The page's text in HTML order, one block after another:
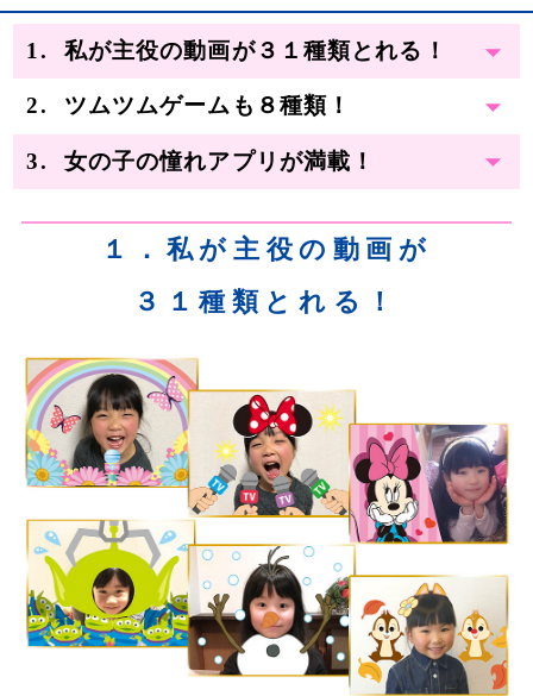
私が主役の動画が３１種類とれる！
ツムツムゲームも８種類！
女の子の憧れアプリが満載！
１．私が主役の動画が
３１種類とれる！